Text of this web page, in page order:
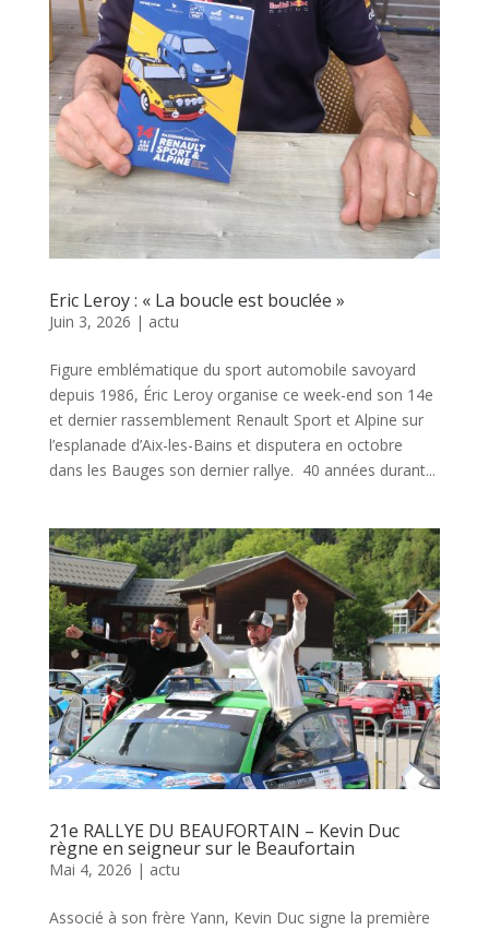
Eric Leroy : « La boucle est bouclée »
Juin 3, 2026 | actu
Figure emblématique du sport automobile savoyard
depuis 1986, Éric Leroy organise ce week-end son 14e
et dernier rassemblement Renault Sport et Alpine sur
l’esplanade d’Aix-les-Bains et disputera en octobre
dans les Bauges son dernier rallye. 40 années durant...
21e RALLYE DU BEAUFORTAIN – Kevin Duc
règne en seigneur sur le Beaufortain
Mai 4, 2026 | actu
Associé à son frère Yann, Kevin Duc signe la première